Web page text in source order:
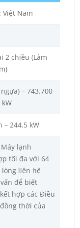
Nam
2 chiều (Làm
– 743.700
– 244.5 kW
lạnh
tối đa với 64
liên hệ
để biết
hợp các Điều
thời của